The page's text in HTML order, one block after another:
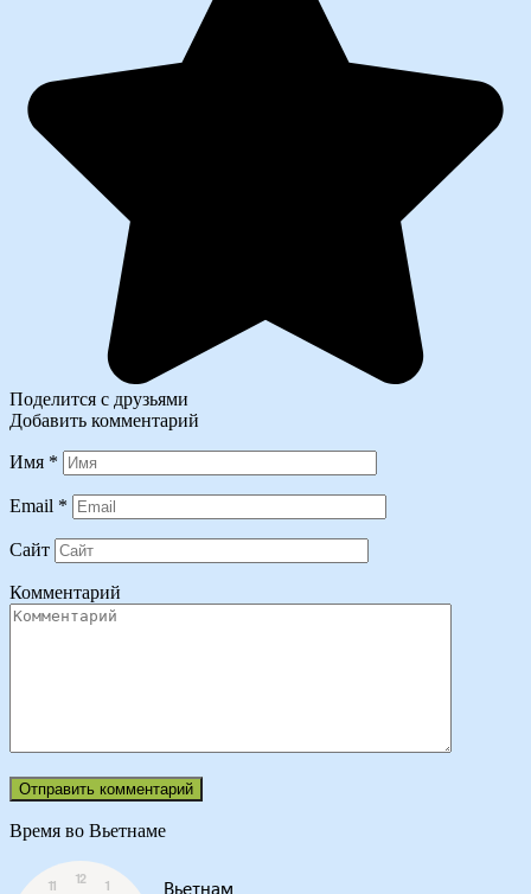
Поделится с друзьями
Добавить комментарий
Имя *
Email *
Сайт
Комментарий
Время во Вьетнаме